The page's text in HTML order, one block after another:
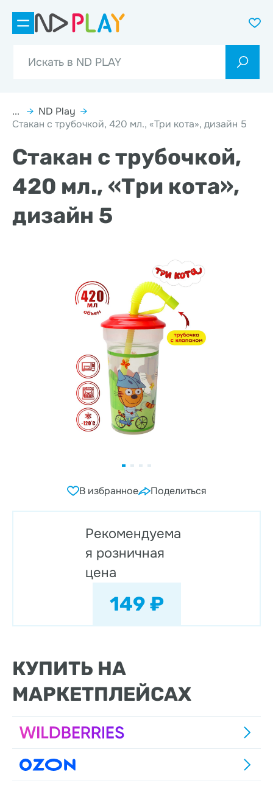
... → ND Play →
Стакан с трубочкой, 420 мл., «Три кота», дизайн 5
Стакан с трубочкой,
420 мл., «Три кота»,
дизайн 5
В избранное Поделиться
Рекомендуема
я розничная
цена
149 ₽
КУПИТЬ НА
МАРКЕТПЛЕЙСАХ